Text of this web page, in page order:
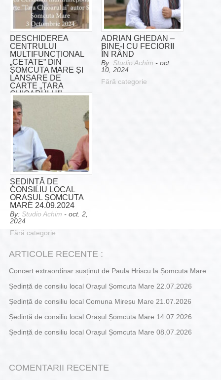
DESCHIDEREA
CENTRULUI
MULTIFUNCȚIONAL
„CETATE” DIN
ȘOMCUTA MARE ȘI
LANSARE DE
CARTE „ȚARA
CHIOARULUI”
AUTOR SIMION
CIURTE
By:Studio Achim
11, 2024
Fără categorie
ADRIAN GHEDAN –
BINE-I CU FECIORII
ÎN RÂND
By: Studio Achim - oct.
10, 2024
Fără categorie
ȘEDINȚĂ DE
CONSILIU LOCAL
ORAȘUL ȘOMCUTA
MARE 24.09.2024
By: Studio Achim - oct. 2,
2024
Fără categorie
ARTICOLE RECENTE :
Concert extraordinar susținut de Paula Hriscu la Șomcuta Mare
Ședință de consiliu local Orașul Șomcuta Mare 22.07.2026
Ședință de consiliu local Comuna Mireșu Mare 21.07.2026
Ședință de consiliu local Orașul Șomcuta Mare 14.07.2026
Ședință de consiliu local Orașul Șomcuta Mare 08.07.2026
COMENTARII RECENTE